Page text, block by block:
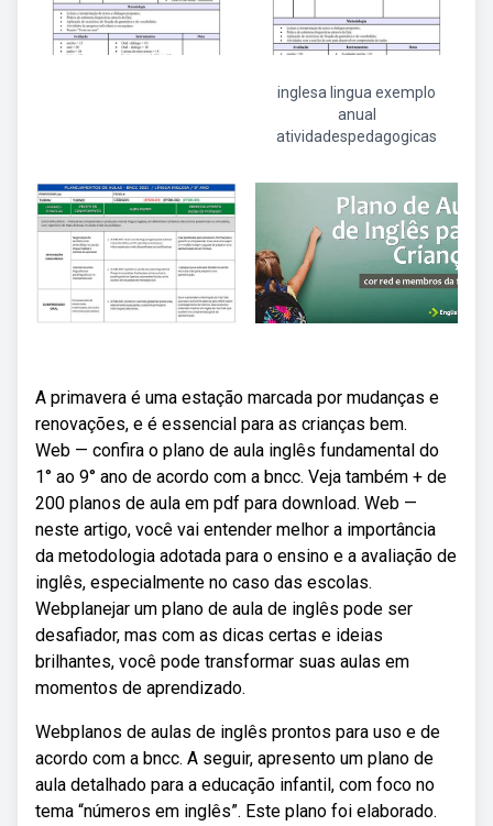
inglesa lingua exemplo
anual
atividadespedagogicas
A primavera é uma estação marcada por mudanças e
renovações, e é essencial para as crianças bem.
Web — confira o plano de aula inglês fundamental do
1° ao 9° ano de acordo com a bncc. Veja também + de
200 planos de aula em pdf para download. Web —
neste artigo, você vai entender melhor a importância
da metodologia adotada para o ensino e a avaliação de
inglês, especialmente no caso das escolas.
Webplanejar um plano de aula de inglês pode ser
desafiador, mas com as dicas certas e ideias
brilhantes, você pode transformar suas aulas em
momentos de aprendizado.
Webplanos de aulas de inglês prontos para uso e de
acordo com a bncc. A seguir, apresento um plano de
aula detalhado para a educação infantil, com foco no
tema “números em inglês”. Este plano foi elaborado.